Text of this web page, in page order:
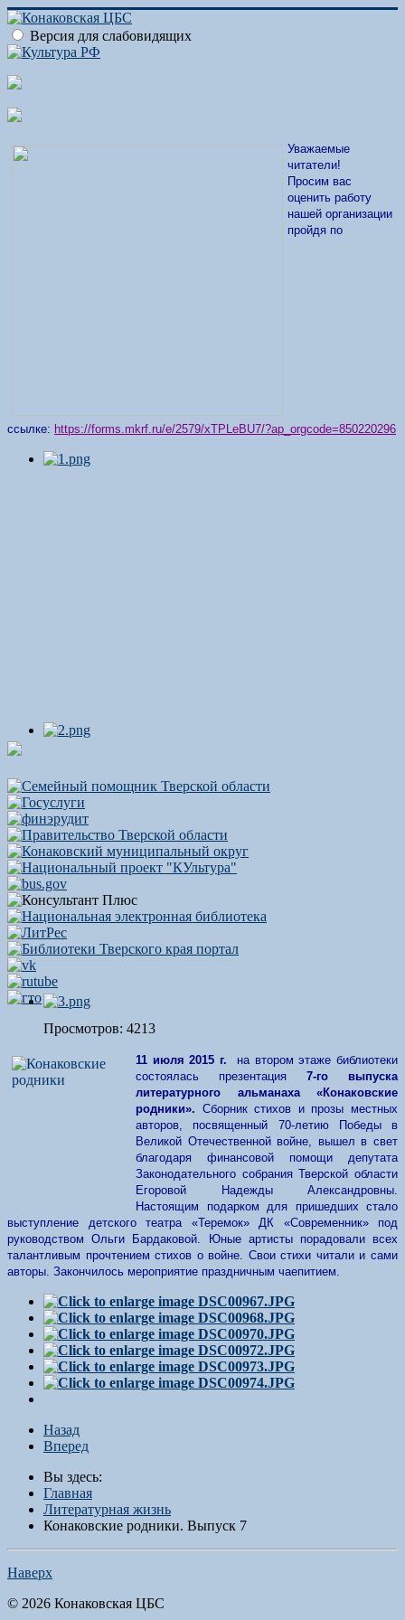
Версия для слабовидящих
Уважаемые
читатели!
Просим вас
оценить работу
нашей организации
пройдя по
ссылке: https://forms.mkrf.ru/e/2579/xTPLeBU7/?ap_orgcode=850220296
Просмотров: 4213
11 июля 2015 г. на втором этаже библиотеки
состоялась презентация 7-го выпуска
литературного альманаха «Конаковские
родники». Сборник стихов и прозы местных
авторов, посвященный 70-летию Победы в
Великой Отечественной войне, вышел в свет
благодаря финансовой помощи депутата
Законодательного собрания Тверской области
Егоровой Надежды Александровны.
Настоящим подарком для пришедших стало
выступление детского театра «Теремок» ДК «Современник» под
руководством Ольги Бардаковой. Юные артисты порадовали всех
талантливым прочтением стихов о войне. Свои стихи читали и сами
авторы. Закончилось мероприятие праздничным чаепитием.
Назад
Вперед
Вы здесь:
Главная
Литературная жизнь
Конаковские родники. Выпуск 7
Наверх
© 2026 Конаковская ЦБС